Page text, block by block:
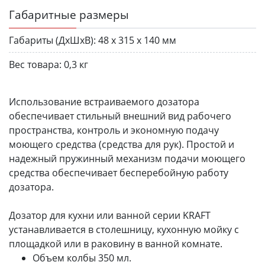
Габаритные размеры
Габариты (ДхШхВ): 48 х 315 х 140 мм
Вес товара: 0,3 кг
Использование встраиваемого дозатора
обеспечивает стильный внешний вид рабочего
пространства, контроль и экономную подачу
моющего средства (средства для рук). Простой и
надежный пружинный механизм подачи моющего
средства обеспечивает бесперебойную работу
дозатора.
Дозатор для кухни или ванной серии KRAFT
устанавливается в столешницу, кухонную мойку с
площадкой или в раковину в ванной комнате.
Объем колбы 350 мл.